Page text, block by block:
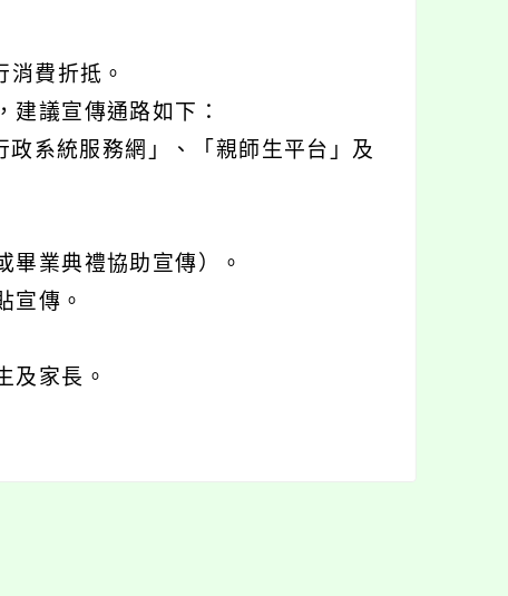
費折抵。
議宣傳通路如下：
系統服務網」、「親師生平台」及
業典禮協助宣傳）。
宣傳。
及家長。